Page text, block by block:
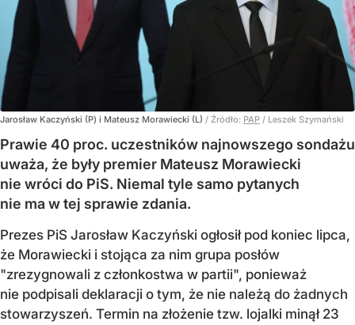
Jarosław Kaczyński (P) i Mateusz Morawiecki (L) / Źródło: PAP / Leszek Szymański
Prawie 40 proc. uczestników najnowszego sondażu
uważa, że były premier Mateusz Morawiecki
nie wróci do PiS. Niemal tyle samo pytanych
nie ma w tej sprawie zdania.
Prezes PiS Jarosław Kaczyński ogłosił pod koniec lipca,
że Morawiecki i stojąca za nim grupa posłów
"zrezygnowali z członkostwa w partii", ponieważ
nie podpisali deklaracji o tym, że nie należą do żadnych
stowarzyszeń. Termin na złożenie tzw. lojalki minął 23